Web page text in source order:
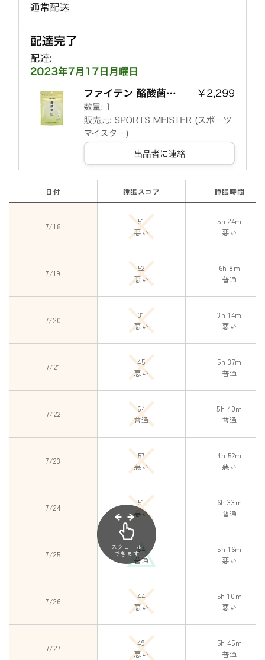
日付 睡眠スコア 睡眠時間
7/18
51
悪い
5h 24m
悪い
7/19
52
悪い
6h 8m
普通
7/20
31
悪い
3h 14m
悪い
7/21
45
悪い
5h 37m
普通
7/22
64
普通
5h 40m
普通
7/23
57
悪い
4h 52m
悪い
7/24
51
悪い
6h 33m
普通
7/25
64
普通
5h 16m
悪い
7/26
44
悪い
5h 10m
悪い
7/27
49
悪い
5h 45m
普通
スクロール
できます